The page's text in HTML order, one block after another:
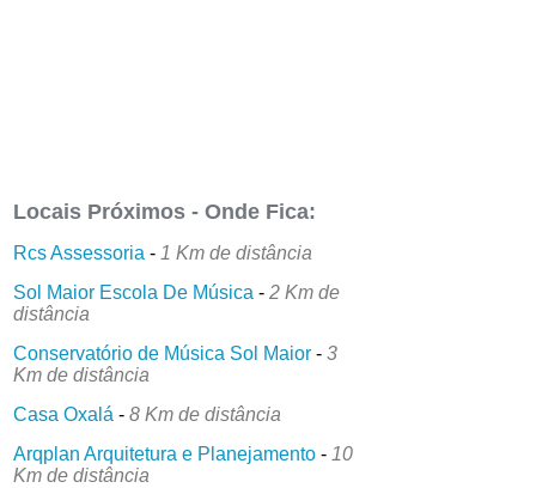
Locais Próximos - Onde Fica:
Rcs Assessoria - 1 Km de distância
Sol Maior Escola De Música -2 Km de
distância
Conservatório de Música Sol Maior -3
Km de distância
Casa Oxalá -8 Km de distância
Arqplan Arquitetura e Planejamento - 10
Km de distância